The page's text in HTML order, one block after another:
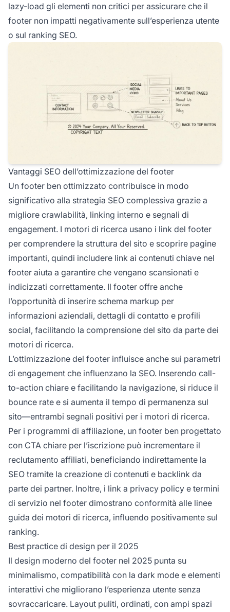
lazy-load gli elementi non critici per assicurare che il
footer non impatti negativamente sull’esperienza utente
o sul ranking SEO.
Vantaggi SEO dell’ottimizzazione del footer
Un footer ben ottimizzato contribuisce in modo
significativo alla strategia SEO complessiva grazie a
migliore crawlabilità, linking interno e segnali di
engagement. I motori di ricerca usano i link del footer
per comprendere la struttura del sito e scoprire pagine
importanti, quindi includere link ai contenuti chiave nel
footer aiuta a garantire che vengano scansionati e
indicizzati correttamente. Il footer offre anche
l’opportunità di inserire schema markup per
informazioni aziendali, dettagli di contatto e profili
social, facilitando la comprensione del sito da parte dei
motori di ricerca.
L’ottimizzazione del footer influisce anche sui parametri
di engagement che influenzano la SEO. Inserendo call-
to-action chiare e facilitando la navigazione, si riduce il
bounce rate e si aumenta il tempo di permanenza sul
sito—entrambi segnali positivi per i motori di ricerca.
Per i programmi di affiliazione, un footer ben progettato
con CTA chiare per l’iscrizione può incrementare il
reclutamento affiliati, beneficiando indirettamente la
SEO tramite la creazione di contenuti e backlink da
parte dei partner. Inoltre, i link a privacy policy e termini
di servizio nel footer dimostrano conformità alle linee
guida dei motori di ricerca, influendo positivamente sul
ranking.
Best practice di design per il 2025
Il design moderno del footer nel 2025 punta su
minimalismo, compatibilità con la dark mode e elementi
interattivi che migliorano l’esperienza utente senza
sovraccaricare. Layout puliti, ordinati, con ampi spazi